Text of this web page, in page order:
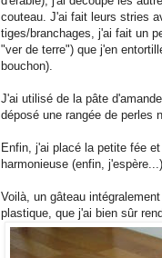
couteau. J'ai fait leurs stries
tiges/branchages, j'ai fait un
"ver de terre") que j'en
bouchon).
J'ai utilisé de la pâte
déposé une rangée de perles
Enfin, j'ai placé la petite fée
harmonieuse (enfin,
Voilà, un gâteau
plastique, que j'ai bien sûr